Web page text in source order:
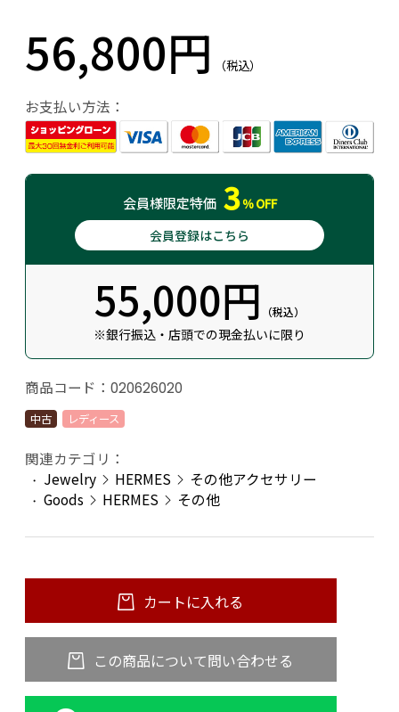
56,800円 （税込）
お支払い方法：
会員様限定特価 3％OFF
会員登録はこちら
55,000円 （税込）
※銀行振込・店頭での現金払いに限り
商品コード： 020626020
中古 レディース
関連カテゴリ：
Jewelry
HERMES
その他アクセサリー
Goods
HERMES その他
カートに入れる
この商品について問い合わせる